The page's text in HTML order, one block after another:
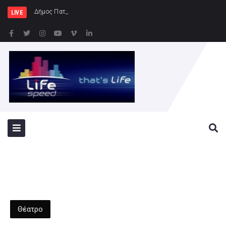
LIVE Δήμος Πατρέων : Τα παιδιά των Ημερ
Θέατρο